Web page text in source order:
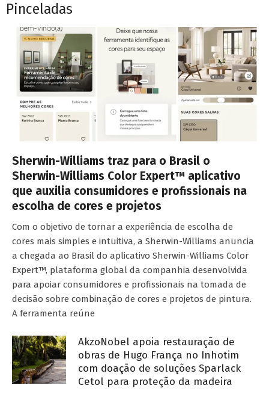
Pinceladas
Sherwin-Williams traz para o Brasil o
Sherwin-Williams Color Expert™ aplicativo
que auxilia consumidores e profissionais na
escolha de cores e projetos
Com o objetivo de tornar a experiência de escolha de
cores mais simples e intuitiva, a Sherwin-Williams anuncia
a chegada ao Brasil do aplicativo Sherwin-Williams Color
Expert™, plataforma global da companhia desenvolvida
para apoiar consumidores e profissionais na tomada de
decisão sobre combinação de cores e projetos de pintura.
A ferramenta reúne
AkzoNobel apoia restauração de
obras de Hugo França no Inhotim
com doação de soluções Sparlack
Cetol para proteção da madeira